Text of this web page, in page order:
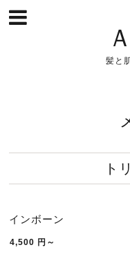
髪と
ト
インボーン
4,500 円～